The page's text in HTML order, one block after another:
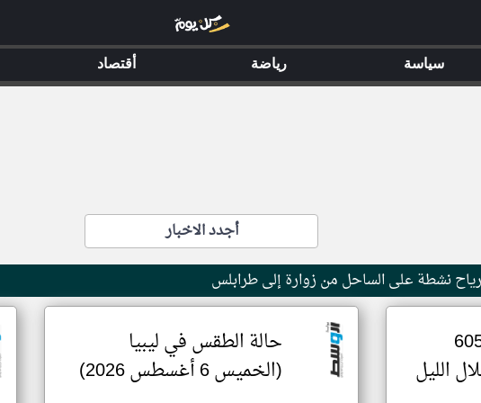
أجدد الاخبار
نشطة على الساحل من زوارة إلى طرابلس
إسقاط 605
الليل
حالة الطقس في ليبيا
(الخميس 6 أغسطس 2026)
سياسة رياضة أقتصاد